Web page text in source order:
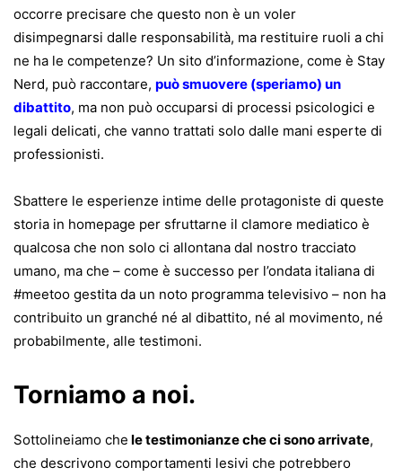
occorre precisare che questo non è un voler
disimpegnarsi dalle responsabilità, ma restituire ruoli a chi
ne ha le competenze? Un sito d’informazione, come è Stay
Nerd, può raccontare, può smuovere (speriamo) un
dibattito, ma non può occuparsi di processi psicologici e
legali delicati, che vanno trattati solo dalle mani esperte di
professionisti.
Sbattere le esperienze intime delle protagoniste di queste
storia in homepage per sfruttarne il clamore mediatico è
qualcosa che non solo ci allontana dal nostro tracciato
umano, ma che – come è successo per l’ondata italiana di
#meetoo gestita da un noto programma televisivo – non ha
contribuito un granché né al dibattito, né al movimento, né
probabilmente, alle testimoni.
Torniamo a noi.
Sottolineiamo che le testimonianze che ci sono arrivate,
che descrivono comportamenti lesivi che potrebbero